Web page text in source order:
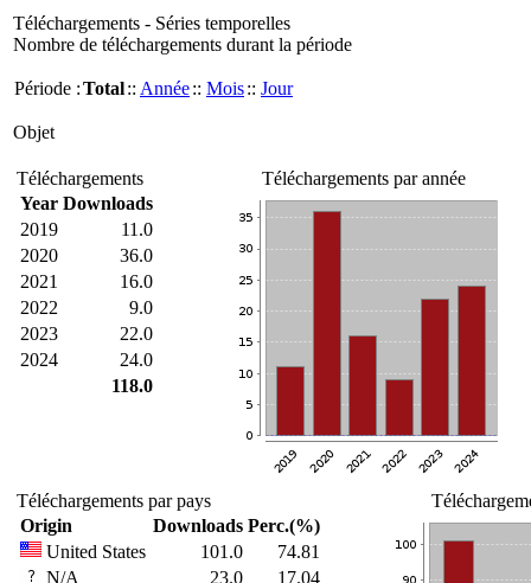
Téléchargements - Séries temporelles
Nombre de téléchargements durant la période
Période :Total:: Année:: Mois:: Jour
Objet
Téléchargements
Year Downloads
2019
11.0
2020
36.0
2021
16.0
2022
9.0
2023
22.0
2024
24.0
118.0
Téléchargements par année
Téléchargements par pays
Origin
Downloads Perc.(%)
United States
101.0
74.81
N/A
23.0
17.04